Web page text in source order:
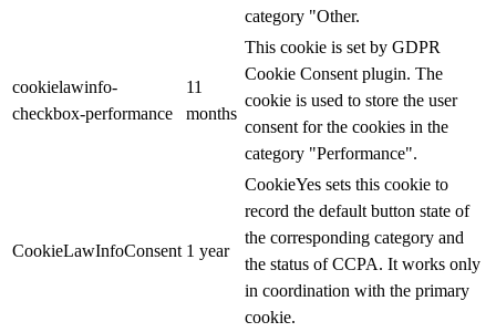
category "Other.
cookielawinfo-
checkbox-performance
11
months
This cookie is set by GDPR
Cookie Consent plugin. The
cookie is used to store the user
consent for the cookies in the
category "Performance".
CookieLawInfoConsent 1 year
CookieYes sets this cookie to
record the default button state of
the corresponding category and
the status of CCPA. It works only
in coordination with the primary
cookie.